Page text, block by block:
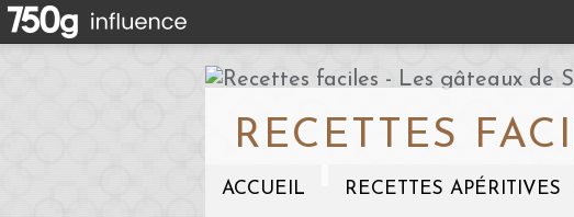
RECETTES
ACCUEIL RECETTES APÉRITIVES